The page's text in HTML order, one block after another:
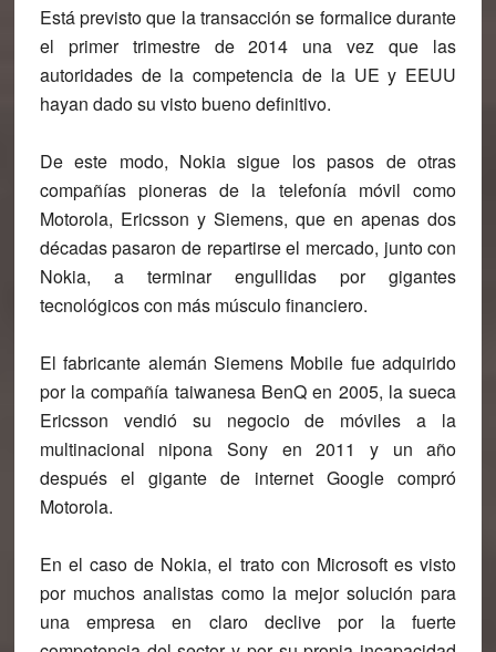
Está previsto que la transacción se formalice durante
el primer trimestre de 2014 una vez que las
autoridades de la competencia de la UE y EEUU
hayan dado su visto bueno definitivo.
De este modo, Nokia sigue los pasos de otras
compañías pioneras de la telefonía móvil como
Motorola, Ericsson y Siemens, que en apenas dos
décadas pasaron de repartirse el mercado, junto con
Nokia, a terminar engullidas por gigantes
tecnológicos con más músculo financiero.
El fabricante alemán Siemens Mobile fue adquirido
por la compañía taiwanesa BenQ en 2005, la sueca
Ericsson vendió su negocio de móviles a la
multinacional nipona Sony en 2011 y un año
después el gigante de internet Google compró
Motorola.
En el caso de Nokia, el trato con Microsoft es visto
por muchos analistas como la mejor solución para
una empresa en claro declive por la fuerte